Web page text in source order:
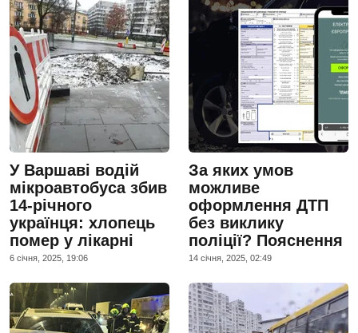
У Варшаві водій
мікроавтобуса збив
14-річного
українця: хлопець
помер у лікарні
6 сiчня, 2025, 19:06
За яких умов
можливе
оформлення ДТП
без виклику
поліції? Пояснення
14 сiчня, 2025, 02:49